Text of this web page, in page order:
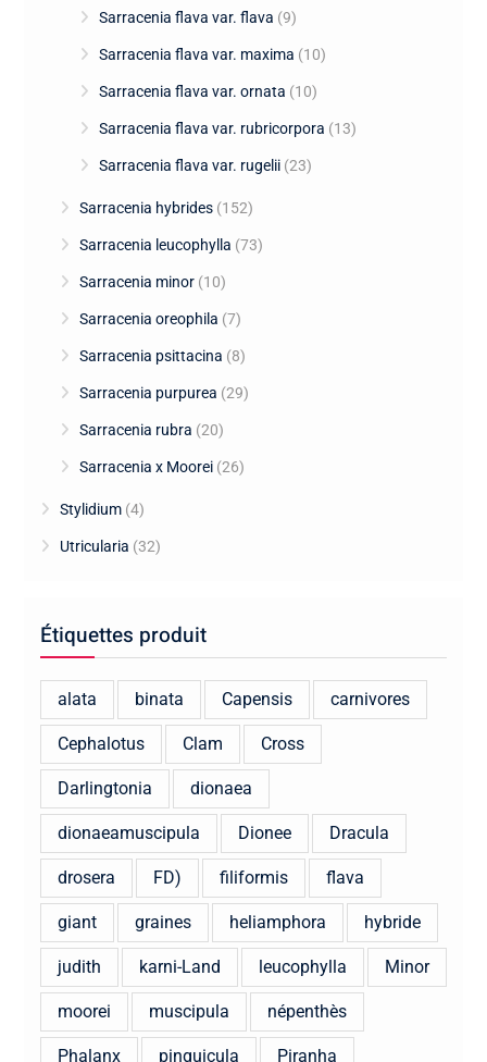
Sarracenia flava var. flava (9)
Sarracenia flava var. maxima (10)
Sarracenia flava var. ornata (10)
Sarracenia flava var. rubricorpora (13)
Sarracenia flava var. rugelii (23)
Sarracenia hybrides (152)
Sarracenia leucophylla (73)
Sarracenia minor (10)
Sarracenia oreophila (7)
Sarracenia psittacina (8)
Sarracenia purpurea (29)
Sarracenia rubra (20)
Sarracenia x Moorei (26)
Stylidium (4)
Utricularia (32)
Étiquettes produit
alata binata Capensis carnivores
Cephalotus Clam Cross
Darlingtonia dionaea
dionaeamuscipula Dionee Dracula
drosera FD) filiformis flava
giant graines heliamphora hybride
judith karni-Land leucophylla Minor
moorei muscipula népenthès
Phalanx pinguicula Piranha